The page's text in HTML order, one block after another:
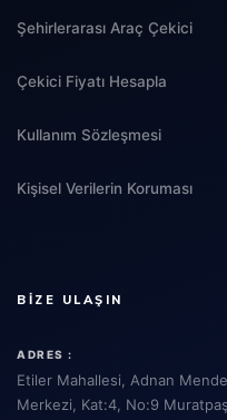
Şehirlerarası Araç Çekici
Çekici Fiyatı Hesapla
Kullanım Sözleşmesi
Kişisel Verilerin Koruması
BIZE ULAŞIN
ADRES :
Etiler Mahallesi, Adnan
Merkezi, Kat:4, No:9